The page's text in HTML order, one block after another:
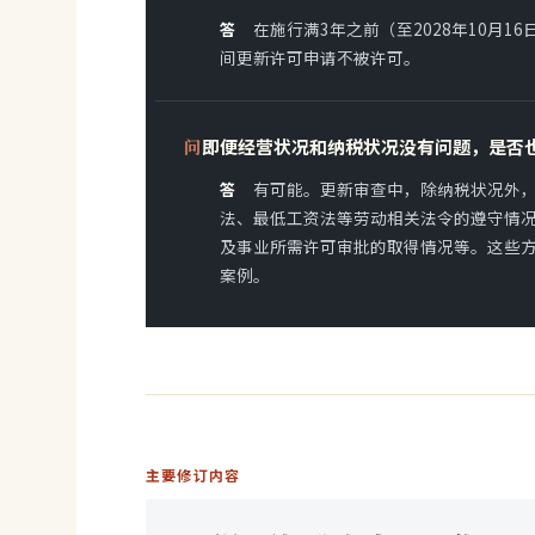
答 在施行满3年之前（至2028年10月16
间更新许可申请不被许可。
问即便经营状况和纳税状况没有问题，是否
答 有可能。更新审查中，除纳税状况外
法、最低工资法等劳动相关法令的遵守情
及事业所需许可审批的取得情况等。这些
案例。
主要修订内容